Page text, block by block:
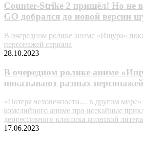
Counter-Strike 2 пришёл! Но не
GO добрался до новой версии
В очередном ролике аниме «Ищypa»
персонажей сериала
28.10.2023
В очередном ролике аниме
показывают разных
«Потеря человечности… в другом
комедийного аниме про исекайные
депрессивного классика японской
17.06.2023